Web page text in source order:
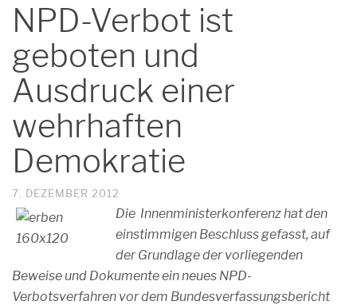
NPD-Verbot ist
geboten und
Ausdruck einer
wehrhaften
Demokratie
7. DEZEMBER 2012
Die Innenministerkonferenz hat den
einstimmigen Beschluss gefasst, auf
der Grundlage der vorliegenden
Beweise und Dokumente ein neues NPD-
Verbotsverfahren vor dem Bundesverfassungsbericht